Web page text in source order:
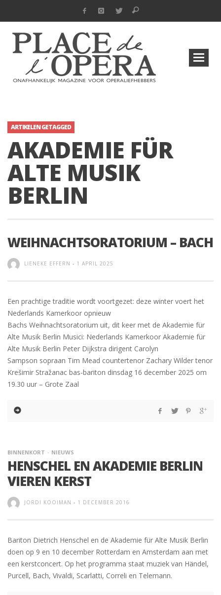
ARTIKELEN GETAGGED
AKADEMIE FÜR
ALTE MUSIK
BERLIN
WEIHNACHTSORATORIUM – BACH
LIENEKE EFFERN - 1 APRIL 2025
Een prachtige traditie wordt voortgezet: deze winter voert het
Nederlands Kamerkoor opnieuw
Bachs Weihnachtsoratorium uit, dit keer met de Akademie für
Alte Musik Berlin Musici: Nederlands Kamerkoor Akademie für
Alte Musik Berlin Peter Dijkstra dirigent Carolyn
Sampson sopraan Tim Mead countertenor Zachary Wilder tenor
Krešimir Stražanac bas-bariton dinsdag 16 december 2025 om
19.30 uur – Grote Zaal
BINNENKORT NIEUWS
HENSCHEL EN AKADEMIE BERLIN
VIEREN KERST
JORDI KOOIMAN - 1 DECEMBER 2016
Bariton Dietrich Henschel en de Akademie für Alte Musik Berlin
doen op 9 en 10 december Rotterdam en Amsterdam aan met
een kerstconcert. Op het programma staat muziek van Händel,
Purcell, Bach, Vivaldi, Scarlatti, Correli en Telemann.